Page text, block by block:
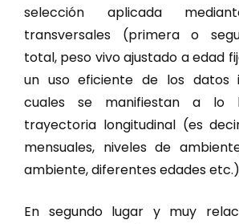
selección aplicada
transversales (primera o
total, peso vivo ajustado a edad
un uso eficiente de los datos
cuales se manifiestan a lo
trayectoria longitudinal (es
mensuales, niveles de
ambiente, diferentes edades
En segundo lugar y muy